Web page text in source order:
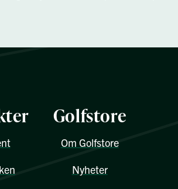
Golfstore
Om Golfstore
Nyheter